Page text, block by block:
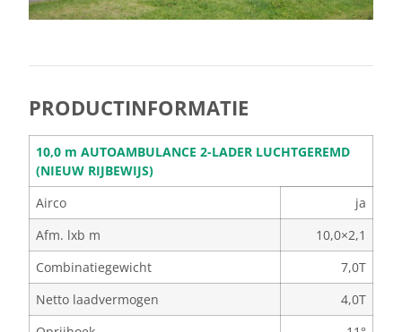
PRODUCTINFORMATIE
10,0 m AUTOAMBULANCE 2-LADER LUCHTGEREMD
(NIEUW RIJBEWIJS)
Airco
ja
Afm. lxb m
10,0×2,1
Combinatiegewicht
7,0T
Netto laadvermogen
4,0T